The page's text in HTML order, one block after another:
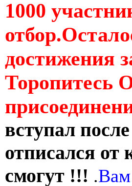
1000
достижения
Торопитесь
вступал
отписался от
смогут !!! .Вам